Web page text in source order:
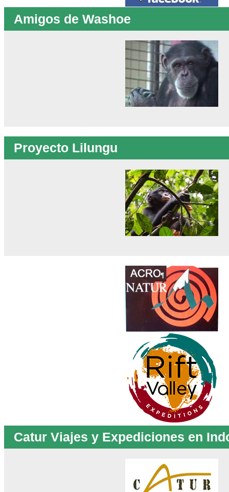
Amigos de Washoe
Proyecto Lilungu
Catur Viajes y Expediciones en